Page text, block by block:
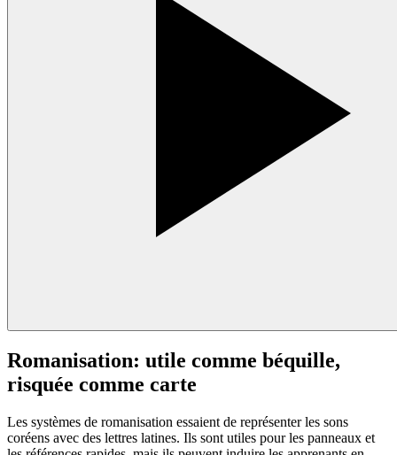
Romanisation: utile comme béquille,
risquée comme carte
Les systèmes de romanisation essaient de représenter les sons
coréens avec des lettres latines. Ils sont utiles pour les panneaux et